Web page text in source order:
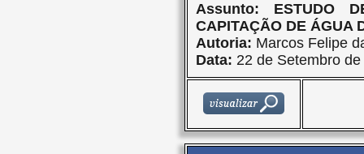
Assunto: ESTUDO
CAPITAÇÃO DE ÁGUA
Autoria: Marcos Felipe
Data: 22 de Setembro de